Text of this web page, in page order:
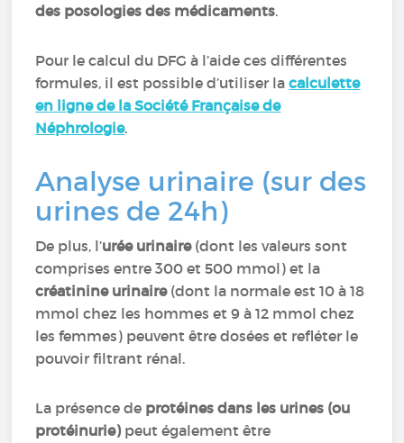
des posologies des médicaments.
Pour le calcul du DFG à l’aide ces différentes
formules, il est possible d’utiliser lacalculette
en ligne de la Société Française de
Néphrologie.
Analyse urinaire (sur des
urines de 24h)
De plus, l’urée urinaire(dont les valeurs sont
comprises entre 300 et 500 mmol) et la
créatinine urinaire(dont la normale est 10 à 18
mmol chez les hommes et 9 à 12 mmol chez
les femmes) peuvent être dosées et refléter le
pouvoir filtrant rénal.
La présence de protéines dans les urines (ou
protéinurie)peut également être